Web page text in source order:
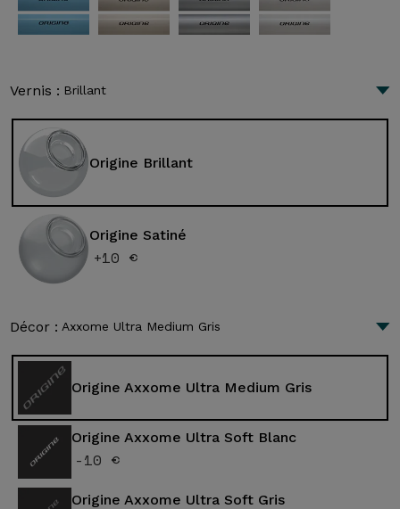
Vernis : Brillant
Origine Brillant
Origine Satiné
+10 €
Décor : Axxome Ultra Medium Gris
Origine Axxome Ultra Medium Gris
Origine Axxome Ultra Soft Blanc
-10 €
Origine Axxome Ultra Soft Gris